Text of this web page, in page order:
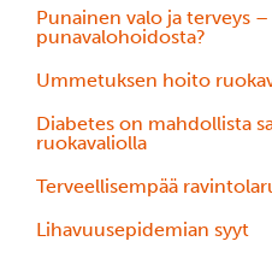
Punainen valo ja terveys
punavalohoidosta?
Ummetuksen hoito
Diabetes on mahdollista
ruokavaliolla
Terveellisempää
Lihavuusepidemian syyt